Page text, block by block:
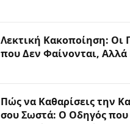
Λεκτική Κακοποίηση: Οι
που Δεν Φαίνονται,
Πώς να Καθαρίσεις την
σου Σωστά: Ο Οδηγός που